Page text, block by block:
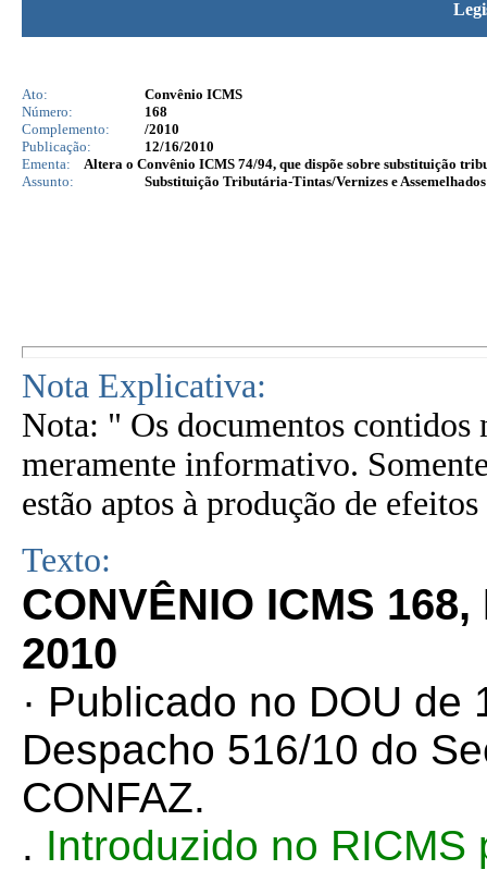
Ato:
Convênio ICMS
Número:
168
Complemento:
/2010
Publicação:
12/16/2010
Ementa:
Altera o Convênio ICMS 74/94, que dispõe sobre substituição
Assunto:
Substituição Tributária-Tintas/Vernizes e
Nota Explicativa:
Nota: " Os documentos contidos
meramente informativo.
estão aptos à produção de
Texto:
CONVÊNIO ICMS
2010
· Publicado no DOU
Despacho 516/10 do
CONFAZ.
. Introduzido no RICMS